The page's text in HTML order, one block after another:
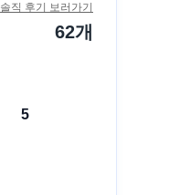
솔직 후기 보러가기
62개
5